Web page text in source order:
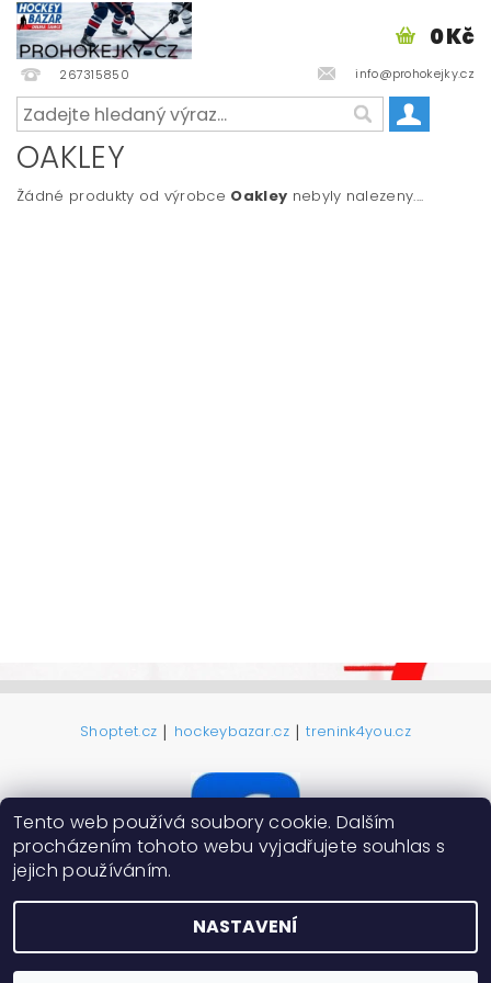
267315850 info@prohokejky.cz
0 Kč
OAKLEY
Žádné produkty od výrobce Oakley nebyly nalezeny....
Shoptet.cz | hockeybazar.cz | trenink4you.cz
2026 ©ProHokejky.cz, všechna práva vyhrazena
Tento web používá soubory cookie. Dalším
procházením tohoto webu vyjadřujete souhlas s
jejich používáním.
NASTAVENÍ